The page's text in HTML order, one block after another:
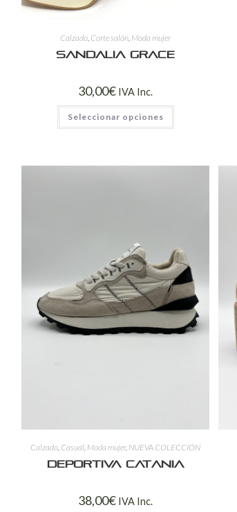
Calzado Corte salón Moda mujer
Sandalia Grace
30,00€ IVA Inc.
Seleccionar opciones
Calzado Casual Moda mujer, NUEVA COLECCIÓN
Deportiva Catania
38,00€ IVA Inc.